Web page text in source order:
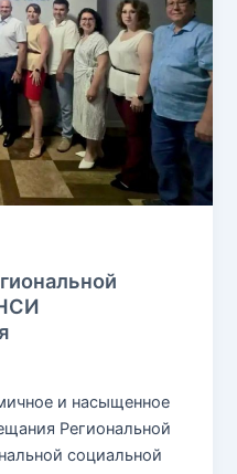
и насыщенное
Региональной
социальной